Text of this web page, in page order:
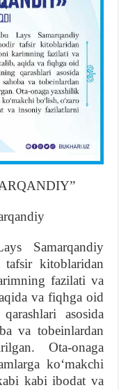
Samarqandiy
kitoblaridan
fazilati va
va fiqhga oid
asosida
va tobeinlardan
Ota-onaga
koʻmakchi
kabi ibodat va